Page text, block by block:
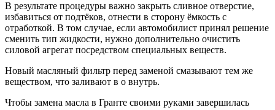
В результате процедуры важно закрыть сливное отверстие,
избавиться от подтёков, отнести в сторону ёмкость с
отработкой. В том случае, если автомобилист принял решение
сменить тип жидкости, нужно дополнительно очистить
силовой агрегат посредством специальных веществ.
Новый масляный фильтр перед заменой смазывают тем же
веществом, что заливают в о внутрь.
Чтобы замена масла в Гранте своими руками завершилась